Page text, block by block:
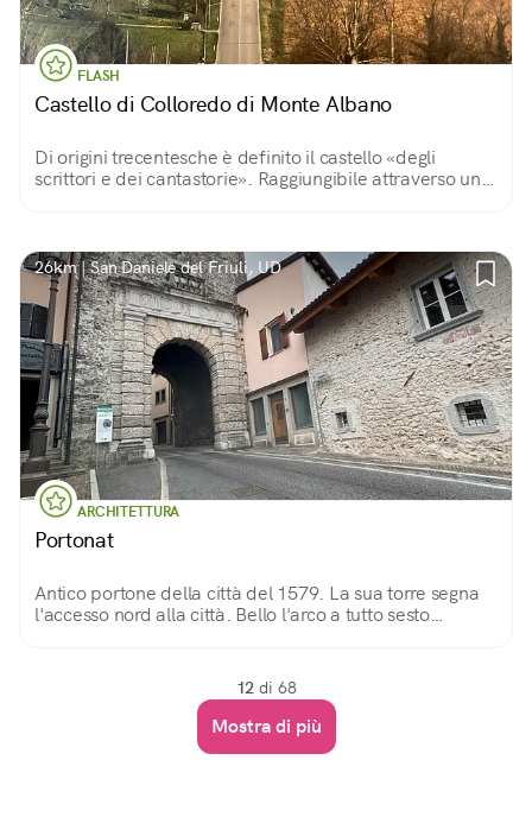
FLASH
Castello di Colloredo di Monte Albano
Di origini trecentesche è definito il castello «degli
scrittori e dei cantastorie». Raggiungibile attraverso una
26km | San Daniele del Friuli, UD
ARCHITETTURA
Portonat
Antico portone della città del 1579. La sua torre segna
l'accesso nord alla città. Bello l'arco a tutto sesto
12 di 68
Mostra di più